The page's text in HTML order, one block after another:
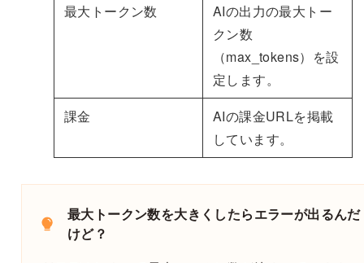
最大トークン数
AIの出力の最大トー
クン数
（max_tokens）を設
定します。
課金
AIの課金URLを掲載
しています。
最大トークン数を大きくしたらエラーが出るんだ
けど？